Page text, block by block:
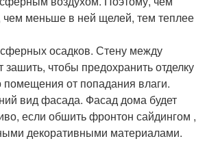
меньше в ней щелей, тем теплее
осадков. Стену между
зашить, чтобы предохранить отделку
помещения от попадания влаги.
вид фасада. Фасад дома будет
если обшить фронтон сайдингом ,
декоративными материалами.